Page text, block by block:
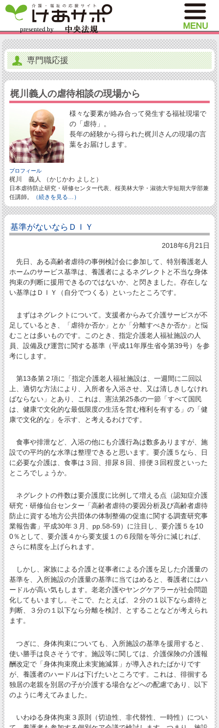
専門職応援
梶川義人の虐待相談の現場から
様々な要素が絡み合って発生する福祉現場で
の「虐待」。
長年の経験から得られた梶川さんの現場の言
葉をお届けします。
プロフィール
梶川 義人 （かじかわ よしと）
日本虐待防止研究・研修センター代表、桜美林大学・淑徳大学短期大学部兼
任講師。
（続きを見る…）
基準がないならＤＩＹ
2018年6月21日
先日、ある高齢者虐待の事例検討会に参加して、特別養護老人
ホームのサービス基準は、養護者によるネグレクトと不当な身体
拘束の判断に援用できるのではないか、と閃きました。存在しな
い基準はＤＩＹ（自分でつくる）といったところです。
まずはネグレクトについて。支援者からみて介護サービスが不
足しているとき、「虐待か否か」とか「分離すべきか否か」と悩
むことは多いものです。このとき、指定介護老人福祉施設の人
員、設備及び運営に関する基準（平成11年厚生省令第39号）を参
考にします。
第13条第２項に「指定介護老人福祉施設は、一週間に二回以
上、適切な方法により、入所者を入浴させ、又は清しきしなけれ
ばならない」とあり、これは、憲法第25条の一節「すべて国民
は、健康で文化的な最低限度の生活を営む権利を有する」の「健
康で文化的な」を示す、と考えるわけです。
食事や排泄など、入浴の他にも介護行為は数多ありますが、施
設での平均的な水準は整理できると思います。要介護５なら、日
に必要な介護は、食事は３回、排尿８回、排便３回程度といった
ところでしょうか。
ネグレクトの件数は要介護度に比例して増える点（認知症介護
研究・研修仙台センター「高齢者虐待の要因分析及び高齢者虐待
防止に資する地方公共団体の体制整備の促進に関する調査研究事
業報告書」平成30年３月、pp.58-59）に注目し、要介護５を10
0％として、要介護４から要支援１の６段階を等分に減じれば、
さらに精度を上げられます。
しかし、家族による介護と従事者による介護を足した介護量の
基準を、入所施設の介護量の基準に当てはめると、養護者にはハ
ードルが高い気もします。老老介護やヤングケアラーが社会問題
化してもいますし。そこで、たとえば、２分の１以下なら虐待と
判断、３分の１以下なら分離を検討、とすることなどが考えられ
ます。
つぎに、身体拘束についても、入所施設の基準を援用すると、
使い勝手は良さそうです。施設等に関しては、介護保険の介護報
酬改定で「身体拘束廃止未実施減算」が導入されたばかりです
が、養護者のハードルは下げたいところです。これは、徘徊する
独居の老親を別居の子が介護する場合などへの配慮であり、以下
のように考えてみました。
いわゆる身体拘束３原則（切迫性、非代替性、一時性）につい